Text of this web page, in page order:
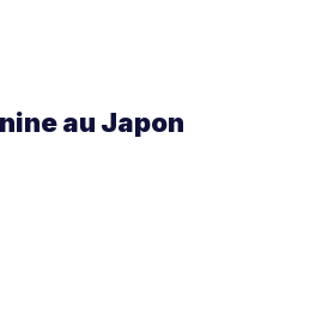
au Japon